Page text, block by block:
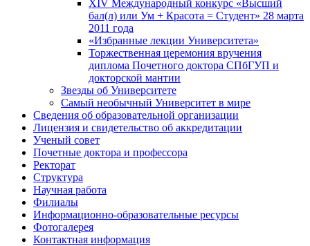
XIV Международный конкурс «Высший
бал(л) или Ум + Красота = Студент» 28 марта
2011 года
«Избранные лекции Университета»
Торжественная церемония вручения
диплома Почетного доктора СПбГУП и
докторской мантии
Звезды об Университете
Самый необычный Университет в мире
Сведения об образовательной организации
Лицензия и свидетельство об аккредитации
Ученый совет
Почетные доктора и профессора
Ректорат
Структура
Научная работа
Филиалы
Информационно-образовательные ресурсы
Фотогалерея
Контактная информация